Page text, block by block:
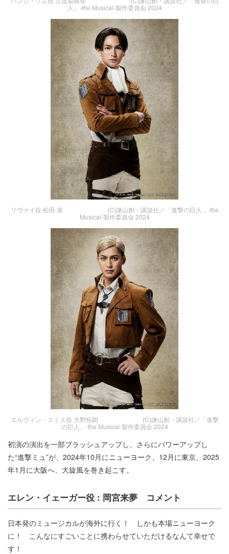
人」-the Musical-製作委員会 2024
リヴァイ役 松田 凌 (C)諫山創・講談社／「進撃の巨人」-the
Musical-製作委員会 2024
エルヴィン・スミス役 大野拓朗 (C)諫山創・講談社／「進撃
の巨人」-the Musical-製作委員会 2024
初演の演出を一部ブラッシュアップし、さらにパワーアップし
た“進撃ミュ”が、2024年10月にニューヨーク、12月に東京、2025
年1月に大阪へ、大旋風を巻き起こす。
エレン・イェーガー役 : 岡宮来夢 コメント
日本発のミュージカルが海外に行く！ しかも本場ニューヨーク
に！ こんなにすごいことに携わらせていただけるなんて幸せで
す！